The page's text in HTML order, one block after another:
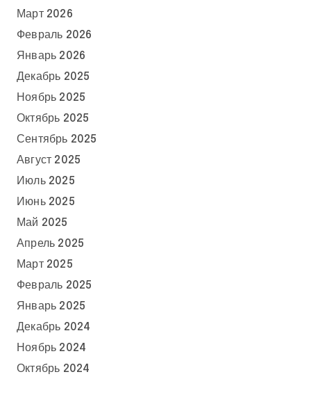
Март 2026
Февраль 2026
Январь 2026
Декабрь 2025
Ноябрь 2025
Октябрь 2025
Сентябрь 2025
Август 2025
Июль 2025
Июнь 2025
Май 2025
Апрель 2025
Март 2025
Февраль 2025
Январь 2025
Декабрь 2024
Ноябрь 2024
Октябрь 2024